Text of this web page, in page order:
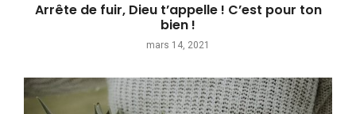
Arrête de fuir, Dieu t’appelle ! C’est pour ton
bien !
mars 14, 2021